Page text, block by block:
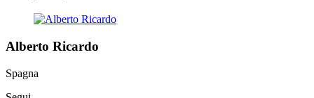
Alberto Ricardo
Spagna